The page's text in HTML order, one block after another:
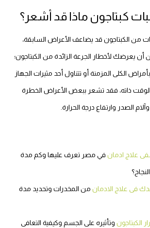
كبتاجون ماذا قد أشعر؟
من الكبتاجون قد يضاعف الأعراض السابقة،
يعرضك لأخطار الجرعة الزائدة من الكبتاجون؛
الكلى المزمنة أو تتناول أحد مثيرات الجهاز
ذاته، فقد تشعر ببعض الأعراض الخطرة
الصدر وارتفاع درجة الحرارة.
علاج ادمان في مصر تعرف عليها وكم مدة
فى علاج الادمان من المخدرات وتحديد مدة
الكبتاجون وتأثيره على الجسم وكيفية التعافى